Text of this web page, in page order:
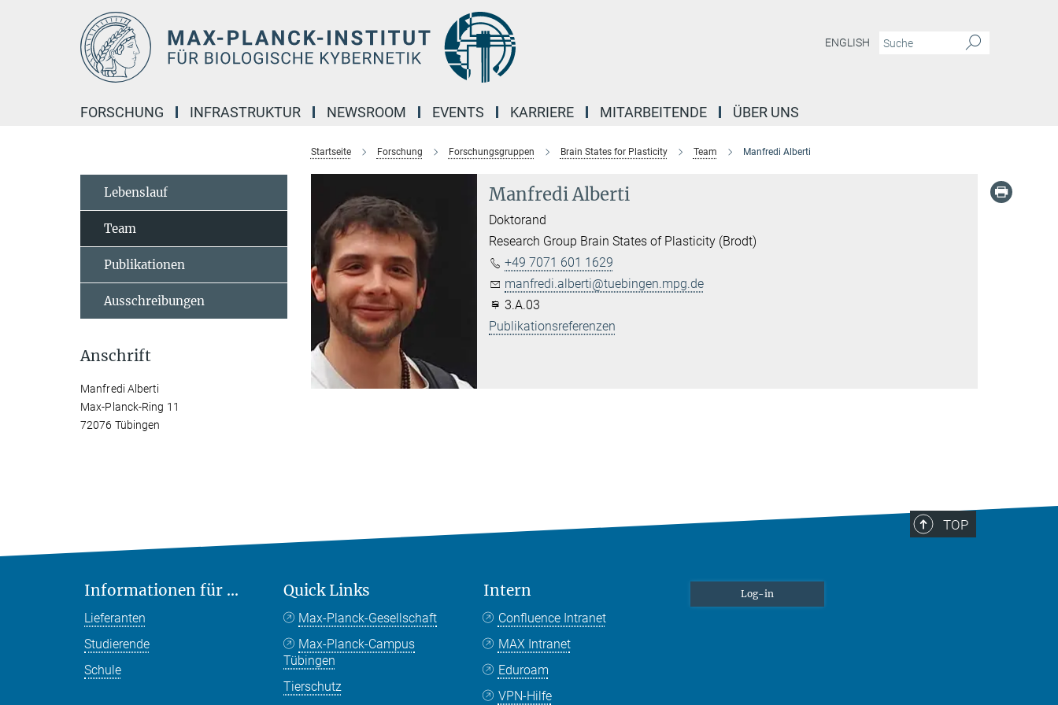
ENGLISH
FORSCHUNG INFRASTRUKTUR NEWSROOM EVENTS KARRIERE MITARBEITENDE ÜBER UNS
Startseite Forschung Forschungsgruppen Brain States for Plasticity Team Manfredi Alberti
Manfredi Alberti
Doktorand
Research Group Brain States of Plasticity (Brodt)
+49 7071 601 1629
manfredi.alberti@tuebingen.mpg.de
3.A.03
Publikationsreferenzen
Lebenslauf
Team
Publikationen
Ausschreibungen
Anschrift
Manfredi Alberti
Max-Planck-Ring 11
72076 Tübingen
TOP
Informationen für ...
Lieferanten
Studierende
Schule
Quick Links
Max-Planck-Gesellschaft
Max-Planck-Campus
Tübingen
Tierschutz
Intern
Confluence Intranet
MAX Intranet
Eduroam
VPN-Hilfe
Log-in